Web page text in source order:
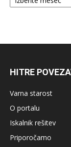
HITRE
Varna starost
O portalu
Iskalnik rešitev
Priporočamo